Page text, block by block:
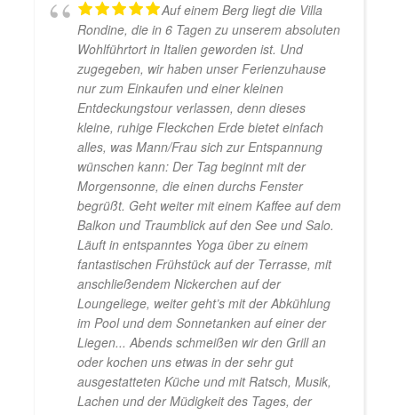
Auf einem Berg liegt die Villa
Rondine, die in 6 Tagen zu unserem absoluten
Wohlführtort in Italien geworden ist. Und
zugegeben, wir haben unser Ferienzuhause
nur zum Einkaufen und einer kleinen
Entdeckungstour verlassen, denn dieses
kleine, ruhige Fleckchen Erde bietet einfach
alles, was Mann/Frau sich zur Entspannung
wünschen kann: Der Tag beginnt mit der
Morgensonne, die einen durchs Fenster
begrüßt. Geht weiter mit einem Kaffee auf dem
Balkon und Traumblick auf den See und Salo.
Läuft in entspanntes Yoga über zu einem
fantastischen Frühstück auf der Terrasse, mit
anschließendem Nickerchen auf der
Loungeliege, weiter geht’s mit der Abkühlung
im Pool und dem Sonnetanken auf einer der
Liegen... Abends schmeißen wir den Grill an
oder kochen uns etwas in der sehr gut
ausgestatteten Küche und mit Ratsch, Musik,
Lachen und der Müdigkeit des Tages, der